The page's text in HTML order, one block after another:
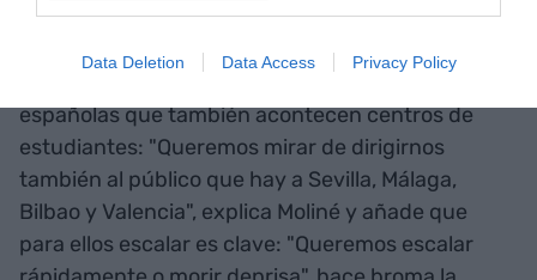
Data Deletion Data Access Privacy Policy
expandirse y sus próximos pasos consisten a
cerrar su primera ronda de unos 280.000 euros y
españolas que también acontecen centros de
estudiantes: "Queremos mirar de dirigirnos
también al público que hay a Sevilla, Málaga,
Bilbao y Valencia", explica Moliné y añade que
para ellos escalar es clave: "Queremos escalar